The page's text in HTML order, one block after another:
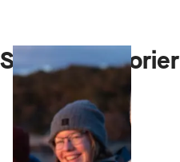
Studenthistorier